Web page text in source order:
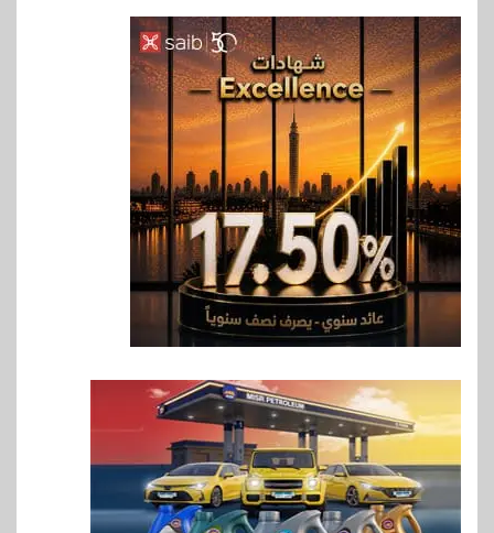
6
بنوك
بنك مصر يشارك في فعالية اليوم
العالمي للشباب ويقدم العديد من
العروض المجانية
7
بنوك
بنك QNB مصر يعزز جاهزية
المشروعات الصغيرة والمتوسطة
للنمو والتوسع
فيكسد مصر و”حلول” تتشاركان
في تطوير أول منصة للسياحة
الصحية في مصر والشرق الأوسط
وأفريقيا Tour4Cure
9